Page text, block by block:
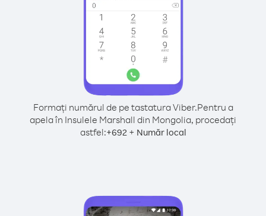
Formați numărul de pe tastatura Viber.Pentru a
apela în Insulele Marshall din Mongolia, procedați
astfel:+692+ Număr local